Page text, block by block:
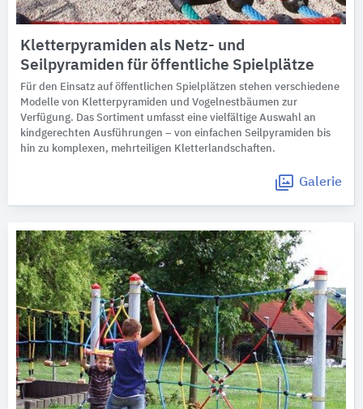
Kletterpyramiden als Netz- und
Seilpyramiden für öffentliche Spielplätze
Für den Einsatz auf öffentlichen Spielplätzen stehen verschiedene
Modelle von Kletterpyramiden und Vogelnestbäumen zur
Verfügung. Das Sortiment umfasst eine vielfältige Auswahl an
kindgerechten Ausführungen – von einfachen Seilpyramiden bis
hin zu komplexen, mehrteiligen Kletterlandschaften.
Galerie